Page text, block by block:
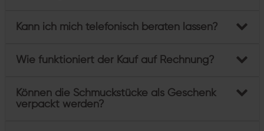
Kann ich mich telefonisch beraten lassen?
Wie funktioniert der Kauf auf Rechnung?
Können die Schmuckstücke als Geschenk
verpackt werden?